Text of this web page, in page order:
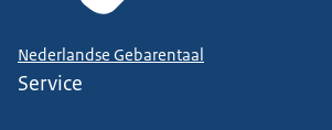
Nederlandse Gebarentaal
Service